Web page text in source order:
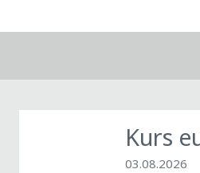
Kurs
03.08.2026